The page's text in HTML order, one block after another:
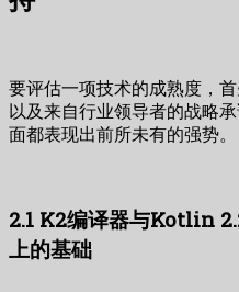
要评估一项技术的成熟度，
以及来自行业领导者的战略
面都表现出前所未有的强势。
2.1 K2编译器与Kotlin
上的基础